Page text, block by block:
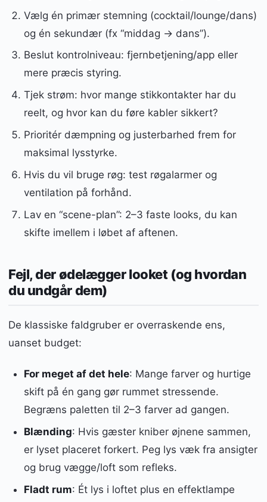
Vælg én primær stemning (cocktail/lounge/dans)
og én sekundær (fx “middag → dans”).
Beslut kontrolniveau: fjernbetjening/app eller
mere præcis styring.
Tjek strøm: hvor mange stikkontakter har du
reelt, og hvor kan du føre kabler sikkert?
Prioritér dæmpning og justerbarhed frem for
maksimal lysstyrke.
Hvis du vil bruge røg: test røgalarmer og
ventilation på forhånd.
Lav en “scene-plan”: 2–3 faste looks, du kan
skifte imellem i løbet af aftenen.
Fejl, der ødelægger looket (og hvordan
du undgår dem)
De klassiske faldgruber er overraskende ens,
uanset budget:
For meget af det hele: Mange farver og hurtige
skift på én gang gør rummet stressende.
Begræns paletten til 2–3 farver ad gangen.
Blænding: Hvis gæster kniber øjnene sammen,
er lyset placeret forkert. Peg lys væk fra ansigter
og brug vægge/loft som refleks.
Fladt rum: Ét lys i loftet plus en effektlampe